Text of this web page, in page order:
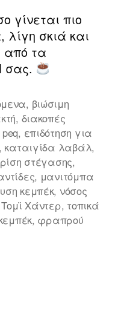
γίνεται πιο
σκιά και
από τα
σας.
, βιώσιμη
, διακοπές
, επιδότηση για
καταιγίδα λαβάλ,
στέγασης,
, μανιτόμπα
κεμπέκ, νόσος
Τομϊ Χάντερ, τοπικά
, φραπρού